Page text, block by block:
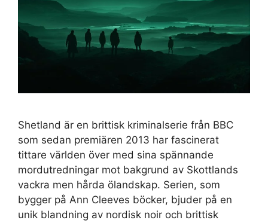
Shetland är en brittisk kriminalserie från BBC
som sedan premiären 2013 har fascinerat
tittare världen över med sina spännande
mordutredningar mot bakgrund av Skottlands
vackra men hårda ölandskap. Serien, som
bygger på Ann Cleeves böcker, bjuder på en
unik blandning av nordisk noir och brittisk